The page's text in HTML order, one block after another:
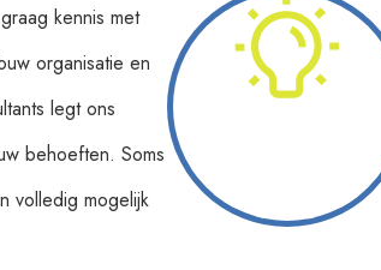
kennis met
organisatie en
legt ons
behoeften. Soms
volledig mogelijk